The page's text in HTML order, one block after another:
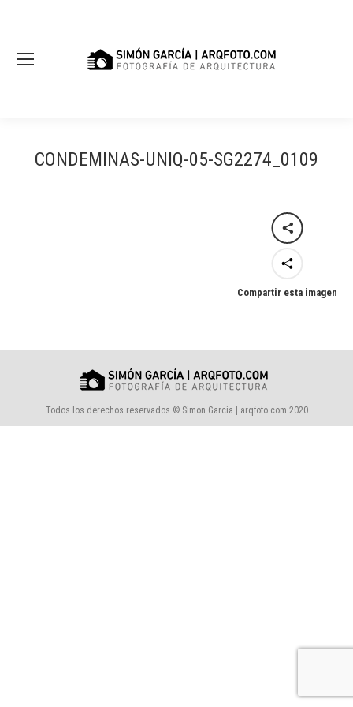
CONDEMINAS-UNIQ-05-SG2274_0109
Compartir esta imagen
Todos los derechos reservados © Simon Garcia | arqfoto.com 2020